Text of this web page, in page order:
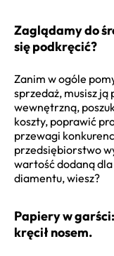
Zaglądamy do
się podkręcić?
Zanim w ogóle
sprzedaż, musisz
wewnętrzną,
koszty, poprawić
przewagi
przedsiębiorstwo
wartość dodaną
diamentu, wiesz?
Papiery w
kręcił nosem.